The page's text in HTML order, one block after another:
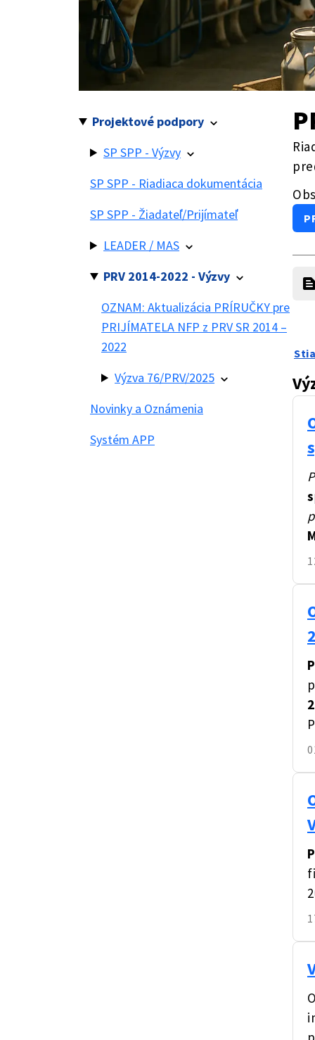
Projektové podpory
SP SPP - Výzvy
SP SPP - Riadiaca dokumentácia
SP SPP - Žiadateľ/Prijímateľ
LEADER / MAS
PRV 2014-2022 - Výzvy
OZNAM: Aktualizácia PRÍRUČKY pre
PRIJÍMATELA NFP z PRV SR 2014 –
2022
Výzva 76/PRV/2025
Novinky a Oznámenia
Systém APP